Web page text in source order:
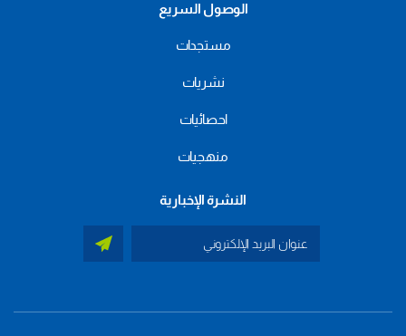
الوصول السريع
مستجدات
نشريات
احصائيات
منهجيات
النشرة الإخبارية